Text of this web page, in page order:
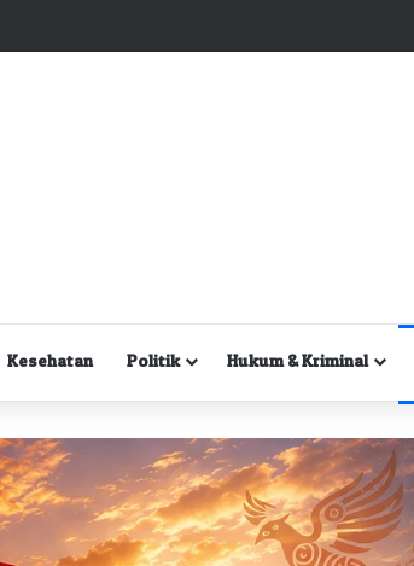
Kesehatan Politik Hukum & Kriminal